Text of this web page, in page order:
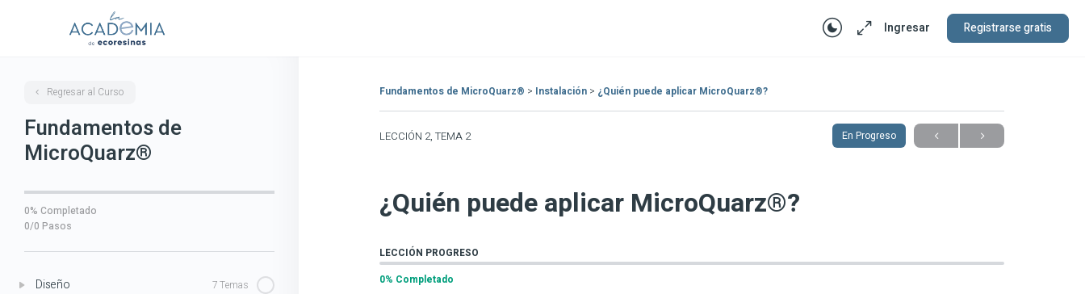
Ingresar Registrarse gratis
Regresar al Curso
Fundamentos de
MicroQuarz®
0% Completado
0/0 Pasos
Diseño 7 Temas
Fundamentos de MicroQuarz® Instalación ¿Quién puede aplicar MicroQuarz®?
LECCIÓN 2, TEMA 2 En Progreso
¿Quién puede aplicar MicroQuarz®?
LECCIÓN PROGRESO
0% Completado